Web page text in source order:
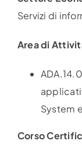
Servizi di
Area di
System
Corso